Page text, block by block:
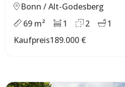
Bonn / Alt-Godesberg
69 m²
1 2
1
Kaufpreis189.000 €